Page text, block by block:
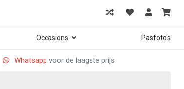
Occasions Pasfoto's
Whatsapp voor de laagste prijs